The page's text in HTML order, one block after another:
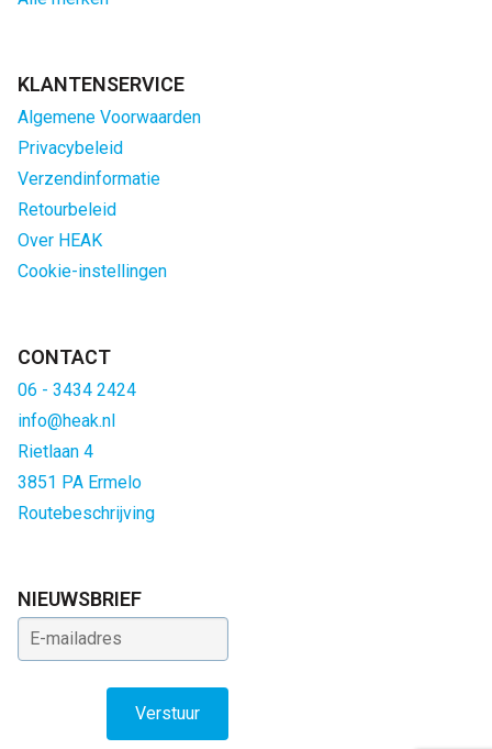
KLANTENSERVICE
Algemene Voorwaarden
Privacybeleid
Verzendinformatie
Retourbeleid
Over HEAK
Cookie-instellingen
CONTACT
06 - 3434 2424
info@heak.nl
Rietlaan 4
3851 PA Ermelo
Routebeschrijving
NIEUWSBRIEF
E-mailadres